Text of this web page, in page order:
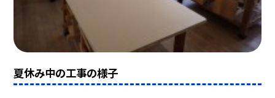
夏休み中の工事の様子